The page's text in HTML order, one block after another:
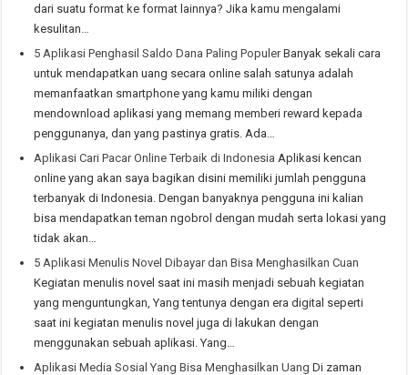
dari suatu format ke format lainnya? Jika kamu mengalami
kesulitan…
5 Aplikasi Penghasil Saldo Dana Paling PopulerBanyak sekali cara
untuk mendapatkan uang secara online salah satunya adalah
memanfaatkan smartphone yang kamu miliki dengan
mendownload aplikasi yang memang memberi reward kepada
penggunanya, dan yang pastinya gratis. Ada…
Aplikasi Cari Pacar Online Terbaik di Indonesia Aplikasi kencan
online yang akan saya bagikan disini memiliki jumlah pengguna
terbanyak di Indonesia. Dengan banyaknya pengguna ini kalian
bisa mendapatkan teman ngobrol dengan mudah serta lokasi yang
tidak akan…
5 Aplikasi Menulis Novel Dibayar dan Bisa Menghasilkan Cuan
Kegiatan menulis novel saat ini masih menjadi sebuah kegiatan
yang menguntungkan, Yang tentunya dengan era digital seperti
saat ini kegiatan menulis novel juga di lakukan dengan
menggunakan sebuah aplikasi. Yang…
Aplikasi Media Sosial Yang Bisa Menghasilkan Uang Di zaman